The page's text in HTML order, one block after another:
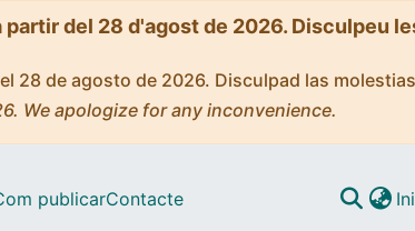
del 28 d'agost de 2026. Disculpeu
28 de agosto de 2026. Disculpad las molestias
We apologize for any inconvenience.
publicarContacte